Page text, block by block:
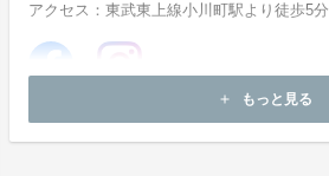
アクセス：東武東上線小川町駅より徒歩5分
add もっと見る